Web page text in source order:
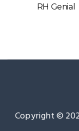
RH Genial
Copyright ©